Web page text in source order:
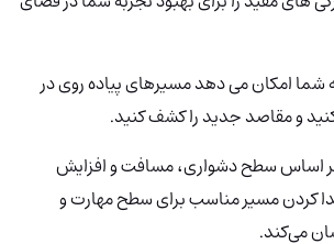
شما امکان می دهد مسیرهای پیاده روی در
و مقاصد جدید را کشف کنید.
بر اساس سطح دشواری، مسافت و افزایش
کردن مسیر مناسب برای سطح مهارت و
می‌کند.